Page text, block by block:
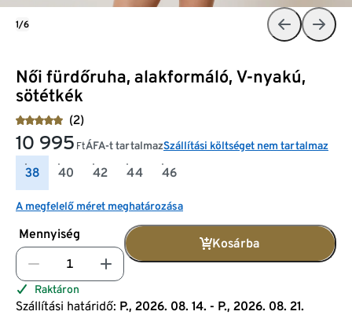
Női fürdőruha, alakformáló, V-nyakú,
sötétkék
(2)
10 995 FtÁFA-t tartalmazSzállítási költséget nem tartalmaz
38 40 42 44 46
A megfelelő méret meghatározása
Mennyiség
Kosárba
Raktáron
Szállítási határidő: P., 2026. 08. 14. - P., 2026. 08. 21.
1/6